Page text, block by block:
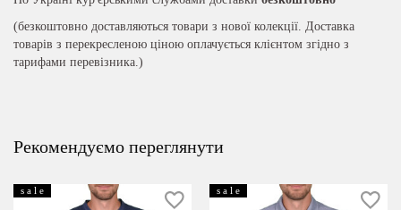
(безкоштовно доставляються товари з нової колекції. Доставка
товарів з перекресленою ціною оплачується клієнтом згідно з
тарифами перевізника.)
Рекомендуємо переглянути
s a l e s a l e